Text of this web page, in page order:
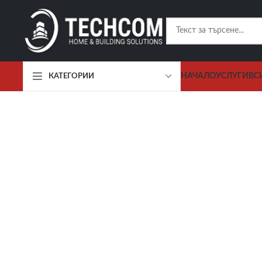
КАТЕГОРИИ НАЧАЛОУСЛУГИ